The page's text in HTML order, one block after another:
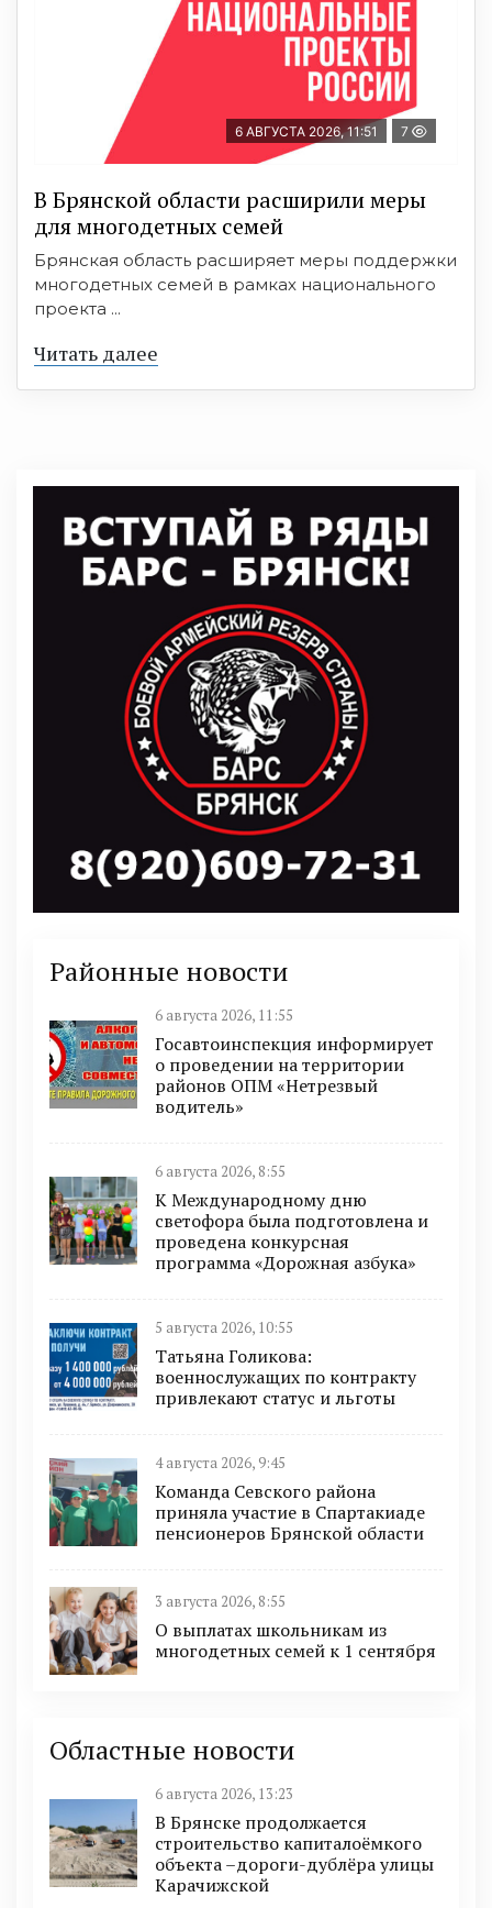
6 АВГУСТА 2026, 11:51 7
В Брянской области расширили меры
для многодетных семей
Брянская область расширяет меры поддержки
многодетных семей в рамках национального
проекта ...
Читать далее
Районные новости
6 августа 2026, 11:55
Госавтоинспекция информирует
о проведении на территории
районов ОПМ «Нетрезвый
водитель»
6 августа 2026, 8:55
К Международному дню
светофора была подготовлена и
проведена конкурсная
программа «Дорожная азбука»
5 августа 2026, 10:55
Татьяна Голикова:
военнослужащих по контракту
привлекают статус и льготы
4 августа 2026, 9:45
Команда Севского района
приняла участие в Спартакиаде
пенсионеров Брянской области
3 августа 2026, 8:55
О выплатах школьникам из
многодетных семей к 1 сентября
Областные новости
6 августа 2026, 13:23
В Брянске продолжается
строительство капиталоёмкого
объекта –дороги-дублёра улицы
Карачижской